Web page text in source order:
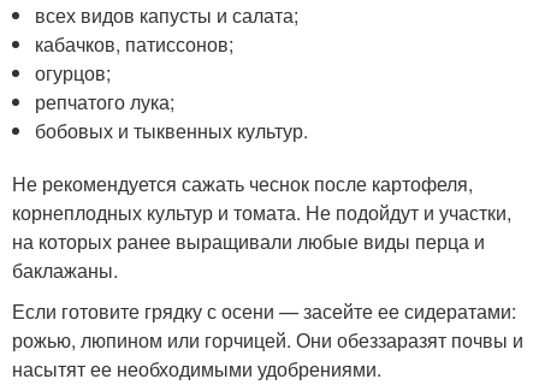
всех видов капусты и салата;
кабачков, патиссонов;
огурцов;
репчатого лука;
бобовых и тыквенных культур.
Не рекомендуется сажать чеснок после картофеля,
корнеплодных культур и томата. Не подойдут и участки,
на которых ранее выращивали любые виды перца и
баклажаны.
Если готовите грядку с осени — засейте ее сидератами:
рожью, люпином или горчицей. Они обеззаразят почвы и
насытят ее необходимыми удобрениями.